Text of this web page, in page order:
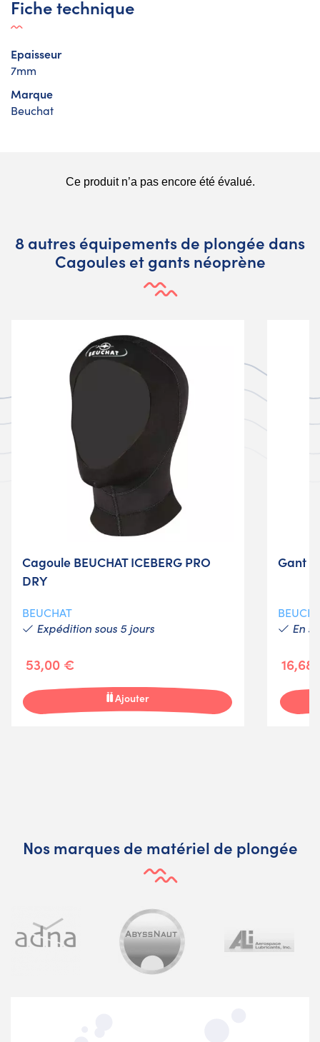
Fiche technique
Epaisseur
7mm
Marque
Beuchat
8 autres équipements de plongée dans
Cagoules et gants néoprène
Cagoule BEUCHAT ICEBERG PRO
DRY
BEUCHAT
Expédition sous 5 jours
53,00 €
Ajouter
Gant
En
16,68
Nos marques de matériel de plongée